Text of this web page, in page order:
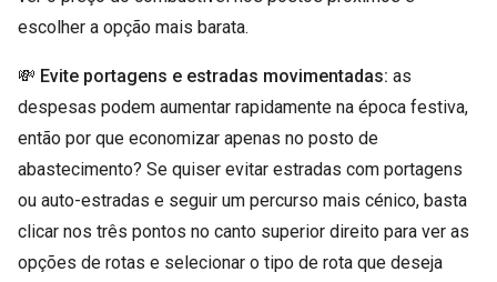
escolher a opção mais barata.
💸 Evite portagens e estradas movimentadas: as
despesas podem aumentar rapidamente na época festiva,
então por que economizar apenas no posto de
abastecimento? Se quiser evitar estradas com portagens
ou auto-estradas e seguir um percurso mais cénico, basta
clicar nos três pontos no canto superior direito para ver as
opções de rotas e selecionar o tipo de rota que deseja